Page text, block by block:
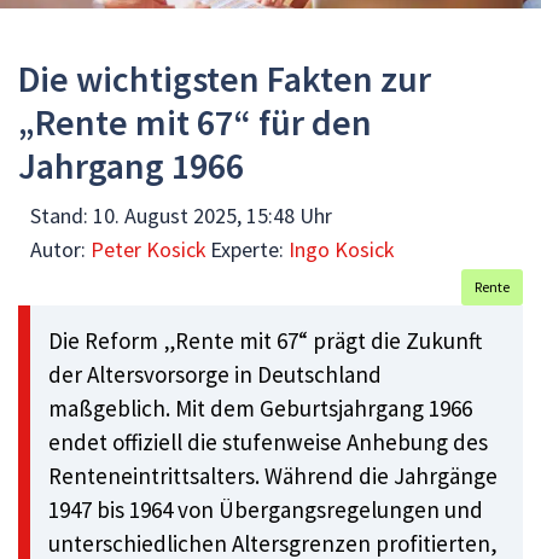
Die wichtigsten Fakten zur
„Rente mit 67“ für den
Jahrgang 1966
Stand: 10. August 2025, 15:48 Uhr
Autor: Peter Kosick Experte: Ingo Kosick
Rente
Die Reform „Rente mit 67“ prägt die Zukunft
der Altersvorsorge in Deutschland
maßgeblich. Mit dem Geburtsjahrgang 1966
endet offiziell die stufenweise Anhebung des
Renteneintrittsalters. Während die Jahrgänge
1947 bis 1964 von Übergangsregelungen und
unterschiedlichen Altersgrenzen profitierten,